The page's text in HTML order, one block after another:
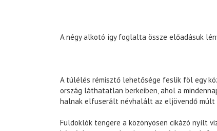
A négy alkotó így foglalta össze előadásuk
A túlélés rémisztő lehetősége feslik föl egy
ország láthatatlan berkeiben, ahol a
halnak elfuserált névhalált az eljövendő múlt
Fuldoklók tengere a közönyösen cikázó nyílt